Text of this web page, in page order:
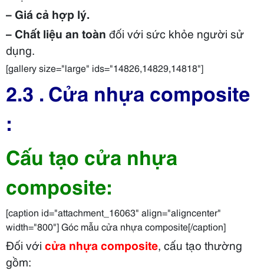
– Giá cả hợp lý.
– Chất liệu an toàn đối với sức khỏe người sử
dụng.
[gallery size="large" ids="14826,14829,14818"]
2.3 . Cửa nhựa composite
:
Cấu tạo cửa nhựa
composite:
[caption id="attachment_16063" align="aligncenter"
width="800"] Góc mẫu cửa nhựa composite[/caption]
Đối với cửa nhựa composite, cấu tạo thường
gồm: